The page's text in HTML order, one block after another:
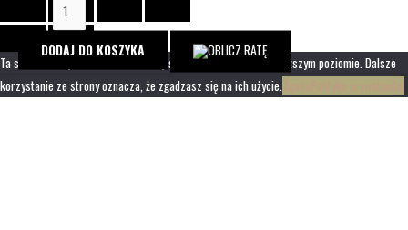
Kamera
termowizyjna
termowizor
HIKMICRO
DODAJ DO KOSZYKA
Ta strona korzysta z ciasteczek aby świadczyć usługi na najwyższym poziomie. Dalsze
korzystanie ze strony oznacza, że zgadzasz się na ich użycie.